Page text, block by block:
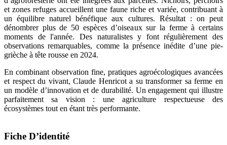
et zones refuges accueillent une faune riche et variée, contribuant à
un équilibre naturel bénéfique aux cultures. Résultat : on peut
dénombrer plus de 50 espèces d’oiseaux sur la ferme à certains
moments de l'année. Des naturalistes y font régulièrement des
observations remarquables, comme la présence inédite d’une pie-
grièche à tête rousse en 2024.
En combinant observation fine, pratiques agroécologiques avancées
et respect du vivant, Claude Henricot a su transformer sa ferme en
un modèle d’innovation et de durabilité. Un engagement qui illustre
parfaitement sa vision : une agriculture respectueuse des
écosystèmes tout en étant très performante.
Fiche D’identité